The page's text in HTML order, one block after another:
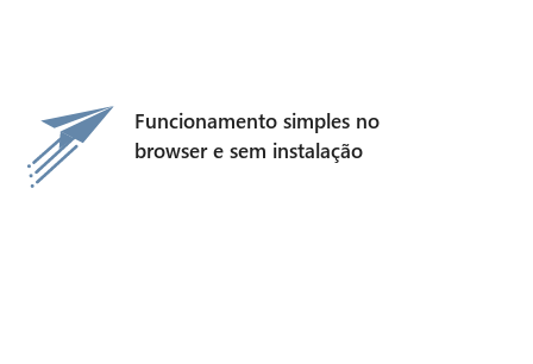
Funcionamento simples no
browser e sem instalação